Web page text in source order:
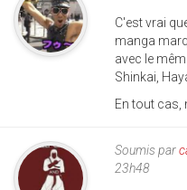
C'est vrai
manga
avec le
Shinkai,
En tout cas,
Soumis par
23h48